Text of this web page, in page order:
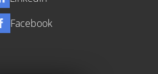
Facebook